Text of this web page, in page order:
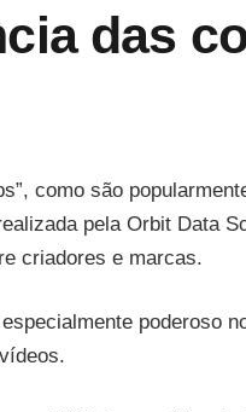
das
como são
pela Orbit Data
criadores e marcas.
poderoso